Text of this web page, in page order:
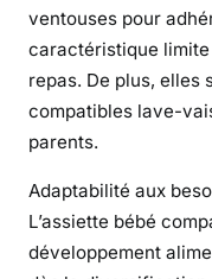
ventouses pour
caractéristique
repas. De plus, elles
compatibles lave-
parents.
Adaptabilité aux
L’assiette bébé
développement